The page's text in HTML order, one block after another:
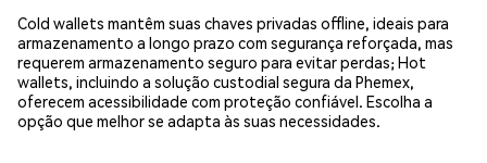
Cold wallets mantêm suas chaves privadas offline, ideais para
armazenamento a longo prazo com segurança reforçada, mas
requerem armazenamento seguro para evitar perdas; Hot
wallets, incluindo a solução custodial segura da Phemex,
oferecem acessibilidade com proteção confiável. Escolha a
opção que melhor se adapta às suas necessidades.